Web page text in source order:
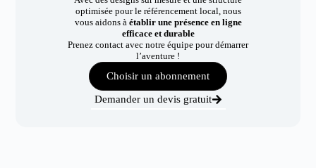
optimisée pour le référencement local, nous
vous aidons à établir une présence en ligne
efficace et durable
Prenez contact avec notre équipe pour démarrer
l’aventure !
Choisir un abonnement
Demander un devis gratuit